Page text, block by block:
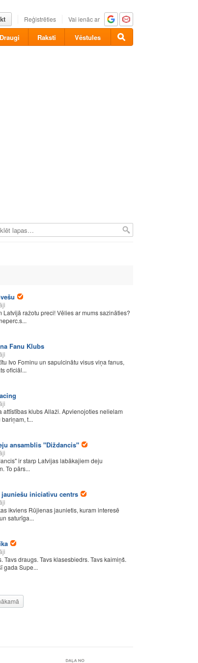
Reģistrēties Vai ienāc ar
Draugi Raksti Vēstules
Latvijā ražotu preci! Vēlies ar mums sazināties?
Fanu Klubs
Ivo Fominu un sapulcinātu visus viņa fanus,
oficiāl...
attīstības klubs Allaži. Apvienojoties nelielam
t...
ansamblis "Diždancis"
ir starp Latvijas labākajiem deju
To pārs...
jauniešu iniciatīvu centrs
ikviens Rūjienas jaunietis, kuram interesē
saturīga...
Tavs draugs. Tavs klasesbiedrs. Tavs kaimiņš.
gada Supe...